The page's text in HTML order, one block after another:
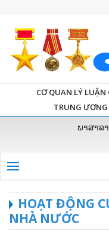
CƠ QUAN LÝ
TRUNG
ພາສາລ
HOẠT ĐỘNG
NHÀ NƯỚC